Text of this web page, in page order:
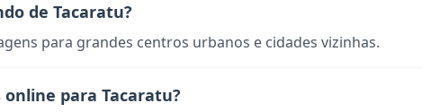
de Tacaratu?
para grandes centros urbanos e cidades vizinhas.
para Tacaratu?